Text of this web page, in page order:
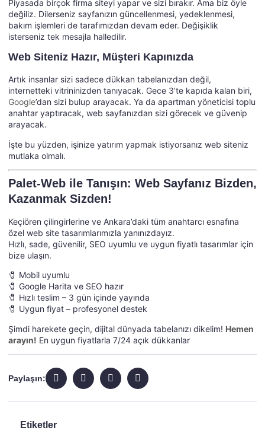
Piyasada birçok firma siteyi yapar ve sizi bırakır. Ama biz öyle
değiliz. Dilerseniz sayfanızın güncellenmesi, yedeklenmesi,
bakım işlemleri de tarafımızdan devam eder. Değişiklik
isterseniz tek mesajla halledilir.
Web Siteniz Hazır, Müşteri Kapınızda
Artık insanlar sizi sadece dükkan tabelanızdan değil,
internetteki vitrininizden tanıyacak. Gece 3’te kapıda kalan biri,
Google’dan sizi bulup arayacak. Ya da apartman yöneticisi toplu
anahtar yaptıracak, web sayfanızdan sizi görecek ve güvenip
arayacak.
İşte bu yüzden, işinize yatırım yapmak istiyorsanız web siteniz
mutlaka olmalı.
Palet-Web ile Tanışın: Web Sayfanız Bizden,
Kazanmak Sizden!
Keçiören çilingirlerine ve Ankara’daki tüm anahtarcı esnafına
özel web site tasarımlarımızla yanınızdayız.
Hızlı, sade, güvenilir, SEO uyumlu ve uygun fiyatlı tasarımlar için
bize ulaşın.
🧷 Mobil uyumlu
🧷 Google Harita ve SEO hazır
🧷 Hızlı teslim – 3 gün içinde yayında
🧷 Uygun fiyat – profesyonel destek
Şimdi harekete geçin, dijital dünyada tabelanızı dikelim! Hemen
arayın! En uygun fiyatlarla 7/24 açık dükkanlar
Paylaşın:
Etiketler